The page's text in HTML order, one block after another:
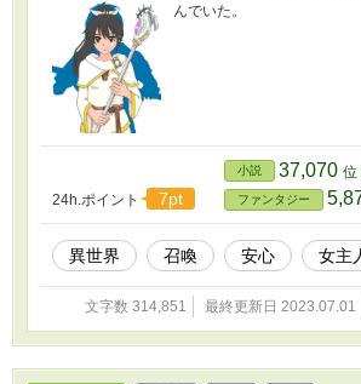
んでいた。
24h.ポイント 7pt
小説 37,070 位
ファンタジー
異世界 召喚 安心 女主
文字数 314,851 最終更新日 2023.07.01